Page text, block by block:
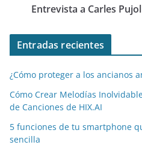
Entrevista a Carles
Entradas recientes
¿Cómo proteger a los ancianos
Cómo Crear Melodías
de Canciones de HIX.AI
5 funciones de tu smartphone
sencilla